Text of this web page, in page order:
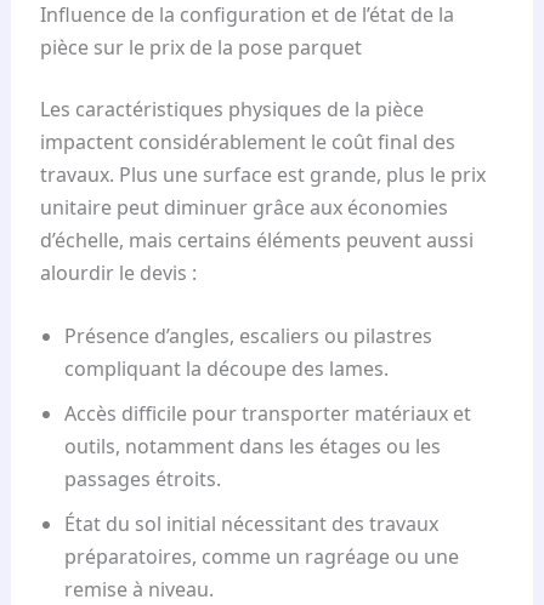
Influence de la configuration et de l’état de la
pièce sur le prix de la pose parquet
Les caractéristiques physiques de la pièce
impactent considérablement le coût final des
travaux. Plus une surface est grande, plus le prix
unitaire peut diminuer grâce aux économies
d’échelle, mais certains éléments peuvent aussi
alourdir le devis :
Présence d’angles, escaliers ou pilastres
compliquant la découpe des lames.
Accès difficile pour transporter matériaux et
outils, notamment dans les étages ou les
passages étroits.
État du sol initial nécessitant des travaux
préparatoires, comme un ragréage ou une
remise à niveau.